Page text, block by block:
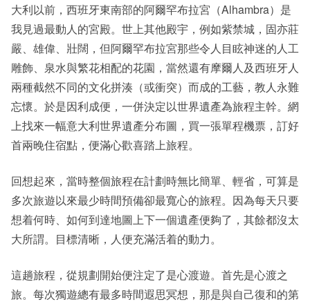
大利以前，西班牙東南部的阿爾罕布拉宮（Alhambra）是
我見過最動人的宮殿。世上其他殿宇，例如紫禁城，固亦莊
嚴、雄偉、壯闊，但阿爾罕布拉宮那些令人目眩神迷的人工
雕飾、泉水與繁花相配的花園，當然還有摩爾人及西班牙人
兩種截然不同的文化拼湊（或衝突）而成的工藝，教人永難
忘懷。於是因利成便，一併決定以世界遺產為旅程主幹。網
上找來一幅意大利世界遺產分布圖，買一張單程機票，訂好
首兩晚住宿點，便滿心歡喜踏上旅程。
回想起來，當時整個旅程在計劃時無比簡單、輕省，可算是
多次旅遊以來最少時間預備卻最寬心的旅程。因為每天只要
想着何時、如何到達地圖上下一個遺產便夠了，其餘都沒太
大所謂。目標清晰，人便充滿活着的動力。
這趟旅程，從規劃開始便注定了是心渡遊。首先是心渡之
旅。每次獨遊總有最多時間遐思冥想，那是與自己復和的第